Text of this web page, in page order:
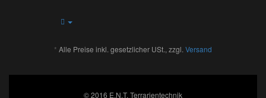
* Alle Preise inkl. gesetzlicher USt., zzgl. Versand
© 2016 E.N.T. Terrarientechnik